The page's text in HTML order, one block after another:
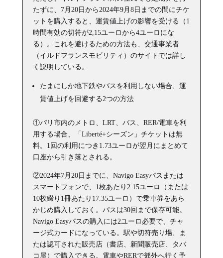
たずに、7月20日から2024年9月8日までの間にチケ
ットを購入すると、運賃値上げの影響を受ける（1
時間有効の切符が2,15ユーロから4ユーロにな
る）。これを避けるための方法も、交通事業者
（イルドフランスモビリティ）のサイトでは詳し
く説明している。
たまにしか地下鉄やバスを利用しない場合、運
賃値上げを回避する2つの方法
①パリ市内のメトロ、LRT、バス、RER/電車を利
用する場合、「Liberté+シーズン」チケットは無
料。1回の利用につき1.73ユーロが翌月にまとめて
口座から引き落とされる。
②2024年7月20日までに、Navigo Easyパスまたは
スマートフォンで、1枚あたり2.15ユーロ（または
10枚綴り1冊あたり17.35ユーロ）で乗車券をあら
かじめ購入しておく。パスは30回まで保存可能。
Navigo Easyパスの購入には2ユーロ必要で、チャ
ージ式カードになっている。駅や切符売り場、ま
たは認可された販売店（書店、新聞販売店、タバ
コ屋）で購入できる。電車やRERで郊外へ行く予